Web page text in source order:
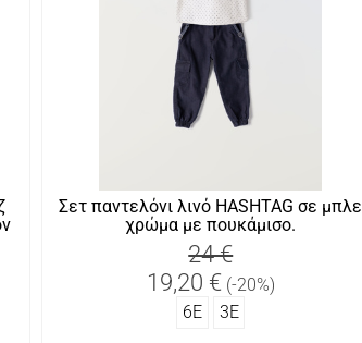
Σετ παντελόνι λινό HASHTAG σε μπλε
χρώμα με πουκάμισο.
24 €
19,20 € (-20%)
6Ε
3Ε